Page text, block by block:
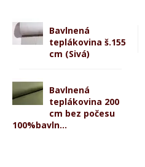
Bavlnená
teplákovina š.155
cm (Sivá)
Bavlnená
teplákovina 200
cm bez počesu
100%bavln...